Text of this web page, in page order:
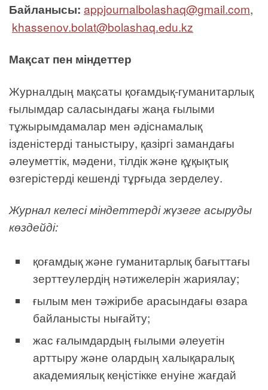
Байланысы: appjournalbolashaq@gmail.com,
khassenov.bolat@bolashaq.edu.kz
Мақсат пен міндеттер
Журналдың мақсаты қоғамдық-гуманитарлық
ғылымдар саласындағы жаңа ғылыми
тұжырымдамалар мен әдіснамалық
ізденістерді таныстыру, қазіргі замандағы
әлеуметтік, мәдени, тілдік және құқықтық
өзгерістерді кешенді тұрғыда зерделеу.
Журнал келесі міндеттерді жүзеге асыруды
көздейді:
қоғамдық және гуманитарлық бағыттағы
зерттеулердің нәтижелерін жариялау;
ғылым мен тәжірибе арасындағы өзара
байланысты нығайту;
жас ғалымдардың ғылыми әлеуетін
арттыру және олардың халықаралық
академиялық кеңістікке енуіне жағдай